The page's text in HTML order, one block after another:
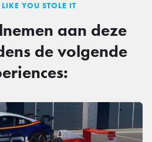
YOU STOLE IT
aan deze
de volgende